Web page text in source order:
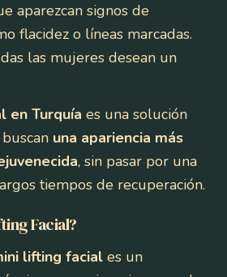
aparezcan signos de
flacidez o líneas marcadas.
las mujeres desean un
en Turquía es una solución
una apariencia más
, sin pasar por una
tiempos de recuperación.
Facial?
lifting facial es un